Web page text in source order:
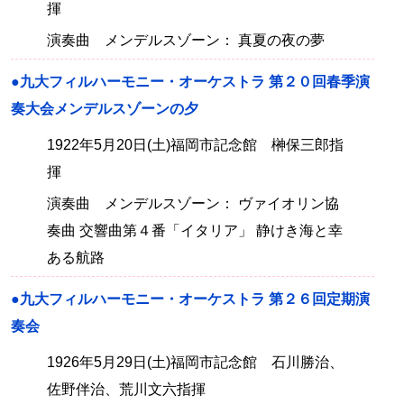
揮
演奏曲 メンデルスゾーン： 真夏の夜の夢
●九大フィルハーモニー・オーケストラ 第２０回春季演
奏大会メンデルスゾーンの夕
1922年5月20日(土)福岡市記念館 榊保三郎指
揮
演奏曲 メンデルスゾーン： ヴァイオリン協
奏曲 交響曲第４番「イタリア」 静けき海と幸
ある航路
●九大フィルハーモニー・オーケストラ 第２６回定期演
奏会
1926年5月29日(土)福岡市記念館 石川勝治、
佐野伴治、荒川文六指揮